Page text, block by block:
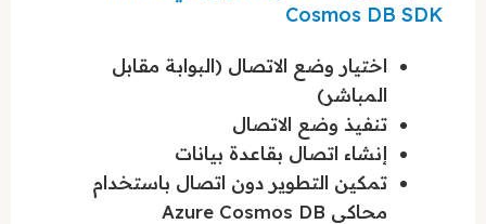
Cosmos DB SDK
اختيار وضع الاتصال (البوابة مقابل
المباشر)
تنفيذ وضع الاتصال
إنشاء اتصال بقاعدة بيانات
تمكين التطوير دون اتصال باستخدام
محاكي Azure Cosmos DB